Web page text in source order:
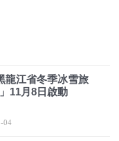
龍江省冬季冰雪旅
11月8日啟動
04